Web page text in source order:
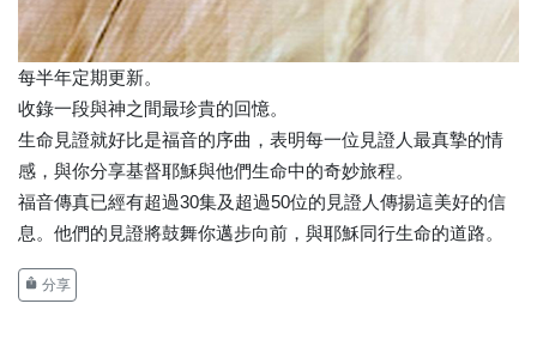
每半年定期更新。
收錄一段與神之間最珍貴的回憶。
生命見證就好比是福音的序曲，表明每一位見證人最真摯的情
感，與你分享基督耶穌與他們生命中的奇妙旅程。
福音傳真已經有超過30集及超過50位的見證人傳揚這美好的信
息。他們的見證將鼓舞你邁步向前，與耶穌同行生命的道路。
分享